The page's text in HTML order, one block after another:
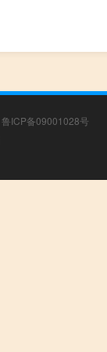
鲁ICP备09001028号